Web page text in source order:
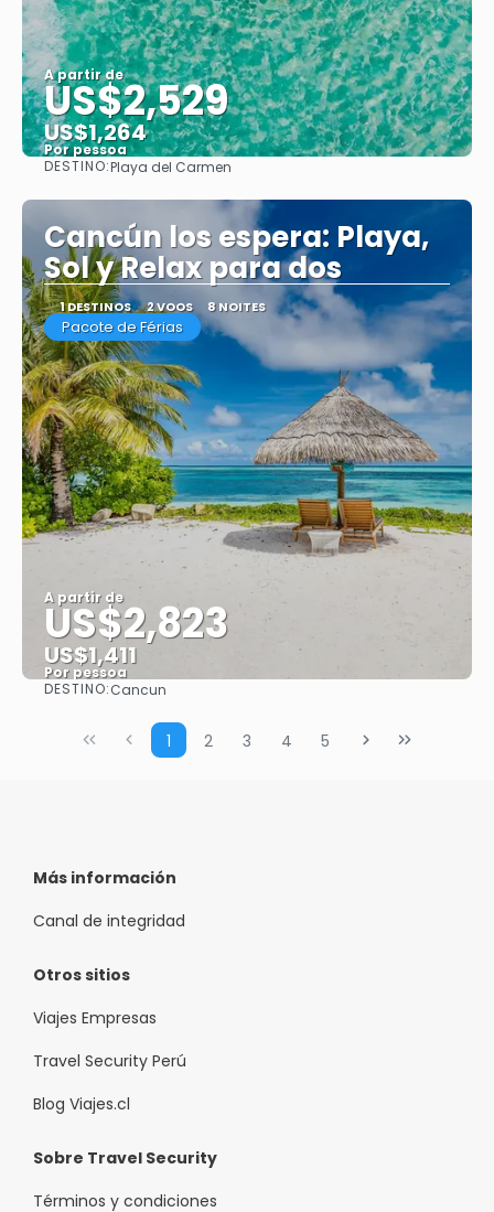
A partir de
US$2,529
US$1,264
Por pessoa
Saiba mais
DESTINO:Playa del Carmen
Cancún los espera: Playa,
Sol y Relax para dos
1 DESTINOS 2 VOOS 8 NOITES
Pacote de Férias
A partir de
US$2,823
US$1,411
Por pessoa
DESTINO:Cancun
1 2 3 4 5
Más información
Canal de integridad
Otros sitios
Viajes Empresas
Travel Security Perú
Blog Viajes.cl
Sobre Travel Security
Términos y condiciones